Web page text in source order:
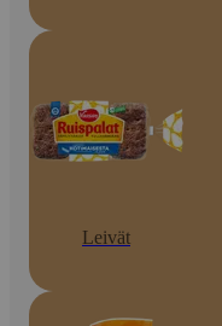
Leivät